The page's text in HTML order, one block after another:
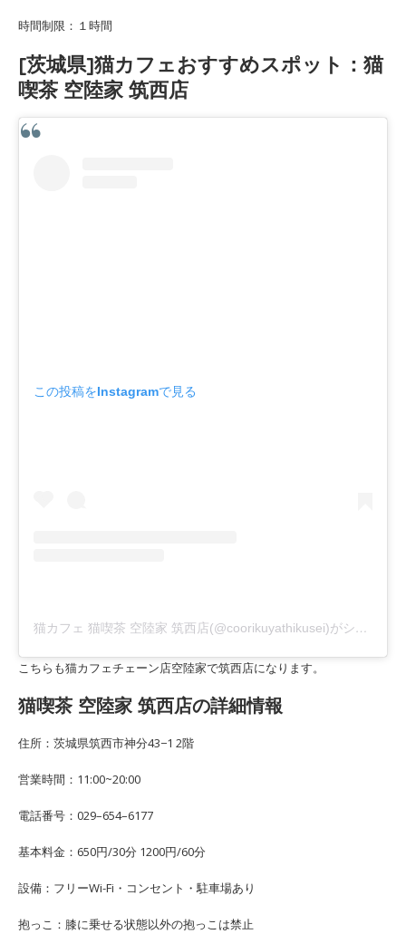
時間制限：１時間
[茨城県]猫カフェおすすめスポット：猫
喫茶 空陸家 筑西店
この投稿をInstagramで見る
猫カフェ 猫喫茶 空陸家 筑西店(@coorikuyathikusei)がシェアした投稿
こちらも猫カフェチェーン店空陸家で筑西店になります。
猫喫茶 空陸家 筑西店の詳細情報
住所：茨城県筑西市神分43−1 2階
営業時間：11:00~20:00
電話番号：029–654–6177
基本料金：650円/30分 1200円/60分
設備：フリーWi-Fi・コンセント・駐車場あり
抱っこ：膝に乗せる状態以外の抱っこは禁止